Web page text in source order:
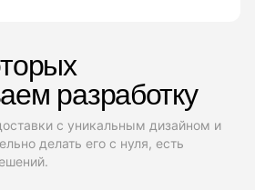
разработку
с уникальным дизайном и
делать его с нуля, есть